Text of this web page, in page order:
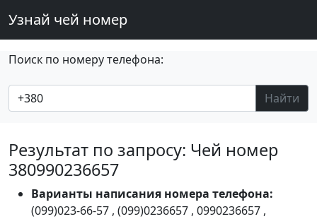
Узнай чей номер
Поиск по номеру телефона:
Найти
Результат по запросу: Чей номер
380990236657
Варианты написания номера телефона:
(099)023-66-57 , (099)0236657 , 0990236657 ,